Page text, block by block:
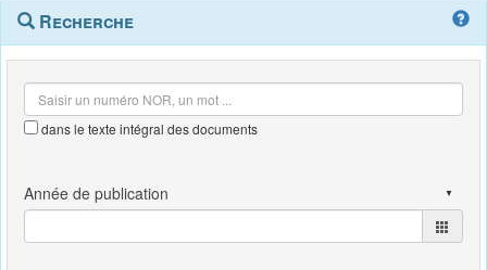
Navigation
outils
Menu
contextuel
Recherche
dans le texte intégral des documents